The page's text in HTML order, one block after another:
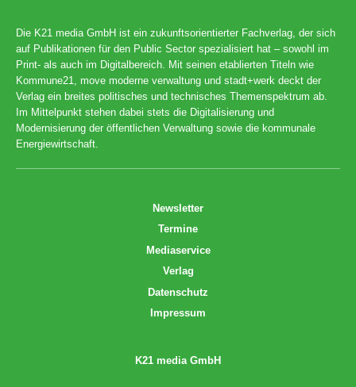
Die K21 media GmbH ist ein zukunftsorientierter Fachverlag, der sich
auf Publikationen für den Public Sector spezialisiert hat – sowohl im
Print- als auch im Digitalbereich. Mit seinen etablierten Titeln wie
Kommune21, move moderne verwaltung und stadt+werk deckt der
Verlag ein breites politisches und technisches Themenspektrum ab.
Im Mittelpunkt stehen dabei stets die Digitalisierung und
Modernisierung der öffentlichen Verwaltung sowie die kommunale
Energiewirtschaft.
Newsletter
Termine
Mediaservice
Verlag
Datenschutz
Impressum
K21 media GmbH